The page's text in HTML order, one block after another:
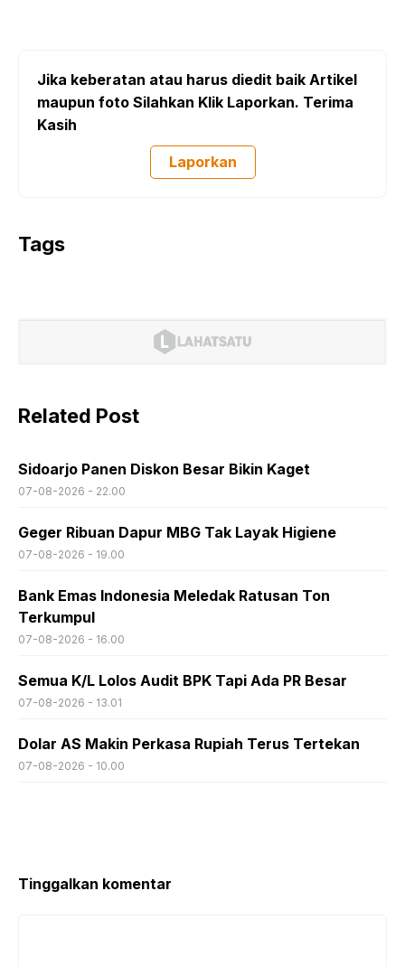
Jika keberatan atau harus diedit baik Artikel
maupun foto Silahkan Klik Laporkan. Terima
Kasih
Laporkan
Tags
Related Post
Sidoarjo Panen Diskon Besar Bikin Kaget
07-08-2026 - 22.00
Geger Ribuan Dapur MBG Tak Layak Higiene
07-08-2026 - 19.00
Bank Emas Indonesia Meledak Ratusan Ton
Terkumpul
07-08-2026 - 16.00
Semua K/L Lolos Audit BPK Tapi Ada PR Besar
07-08-2026 - 13.01
Dolar AS Makin Perkasa Rupiah Terus Tertekan
07-08-2026 - 10.00
Tinggalkan komentar